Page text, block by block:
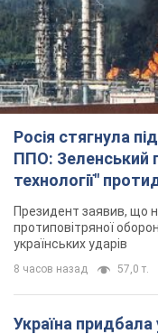
Росія стягнула
ППО: Зеленський
технології"
Президент заявив, що
протиповітряної
українських ударів
8 часов назад 57,0 т.
Україна придбала